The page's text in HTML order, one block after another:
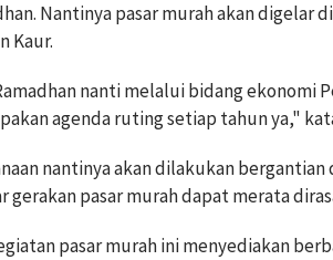
Nantinya pasar murah akan digelar
Kaur.
nanti melalui bidang ekonomi
agenda ruting setiap tahun ya,"
nantinya akan dilakukan
gerakan pasar murah dapat merata
pasar murah ini menyediakan